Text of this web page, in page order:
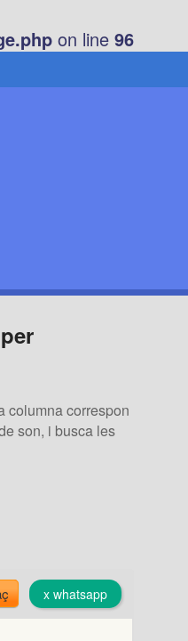
on line 96
columna correspon
son, i busca les
x whatsapp